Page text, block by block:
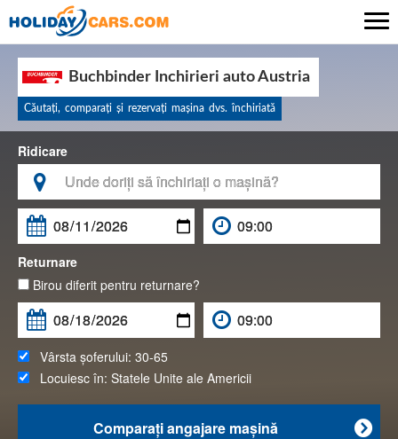
Buchbinder Inchirieri auto Austria
Căutaţi, comparaţi şi rezervaţi maşina dvs. închiriată
Ridicare


Returnare
Birou diferit pentru returnare?
Vârsta șoferului: 30-65
Locuiesc în: Statele Unite ale Americii

Comparaţi angajare maşină